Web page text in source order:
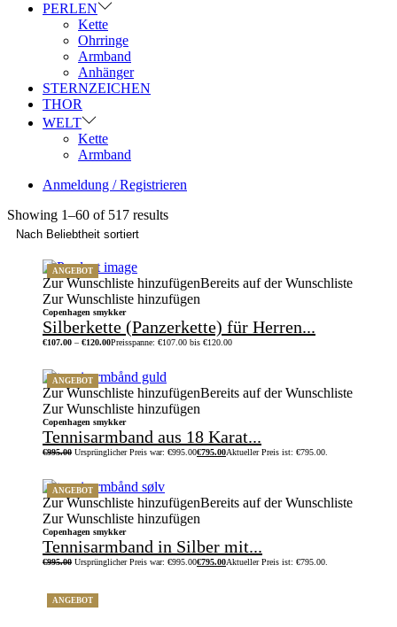
PERLEN
Kette
Ohrringe
Armband
Anhänger
STERNZEICHEN
THOR
WELT
Kette
Armband
Anmeldung / Registrieren
Showing 1–60 of 517 results
ANGEBOT
Zur Wunschliste hinzufügenBereits auf der Wunschliste
Zur Wunschliste hinzufügen
Copenhagen smykker
Silberkette (Panzerkette) für Herren...
€107.00 – €120.00Preisspanne: €107.00 bis €120.00
ANGEBOT
Zur Wunschliste hinzufügenBereits auf der Wunschliste
Zur Wunschliste hinzufügen
Copenhagen smykker
Tennisarmband aus 18 Karat...
€995.00 Ursprünglicher Preis war: €995.00€795.00Aktueller Preis ist: €795.00.
ANGEBOT
Zur Wunschliste hinzufügenBereits auf der Wunschliste
Zur Wunschliste hinzufügen
Copenhagen smykker
Tennisarmband in Silber mit...
€995.00 Ursprünglicher Preis war: €995.00€795.00Aktueller Preis ist: €795.00.
ANGEBOT